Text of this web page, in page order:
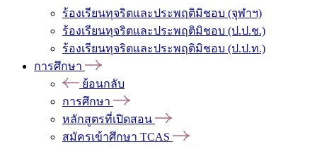
ร้องเรียนทุจริตและประพฤติมิชอบ (จุฬาฯ)
ร้องเรียนทุจริตและประพฤติมิชอบ (ป.ป.ช.)
ร้องเรียนทุจริตและประพฤติมิชอบ (ป.ป.ท.)
การศึกษา
ย้อนกลับ
การศึกษา
หลักสูตรที่เปิดสอน
สมัครเข้าศึกษา TCAS